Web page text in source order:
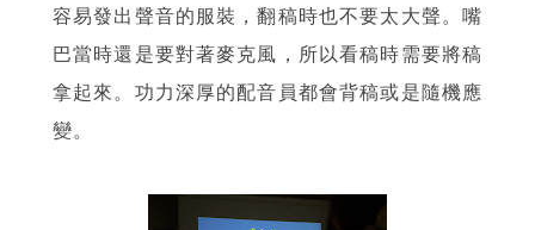
容易發出聲音的服裝，翻稿時也不要太大聲。嘴
巴當時還是要對著麥克風，所以看稿時需要將稿
拿起來。功力深厚的配音員都會背稿或是隨機應
變。